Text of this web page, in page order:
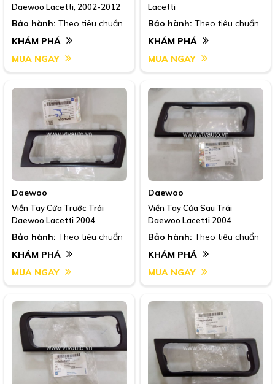
Daewoo Lacetti, 2002-2012
Bảo hành: Theo tiêu chuẩn
KHÁM PHÁ
MUA NGAY
Lacetti
Bảo hành: Theo tiêu chuẩn
KHÁM PHÁ
MUA NGAY
Daewoo
Viền Tay Cửa Trước Trái
Daewoo Lacetti 2004
Bảo hành: Theo tiêu chuẩn
KHÁM PHÁ
MUA NGAY
Daewoo
Viền Tay Cửa Sau Trái
Daewoo Lacetti 2004
Bảo hành: Theo tiêu chuẩn
KHÁM PHÁ
MUA NGAY